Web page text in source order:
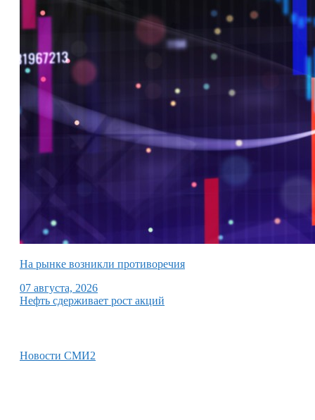
На рынке возникли противоречия
07 августа, 2026
Нефть сдерживает рост акций
Новости СМИ2